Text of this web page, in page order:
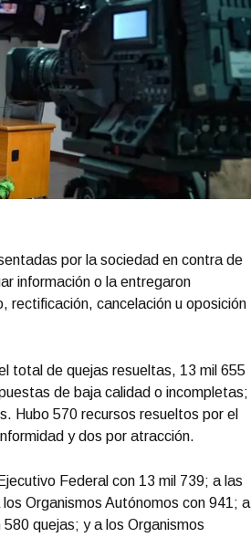
por la sociedad en contra de
información o la entregaron
rectificación, cancelación u oposición
total de quejas resueltas, 13 mil 655
de baja calidad o incompletas;
Hubo 570 recursos resueltos por el
y dos por atracción.
Federal con 13 mil 739; a las
Organismos Autónomos con 941; a
quejas; y a los Organismos